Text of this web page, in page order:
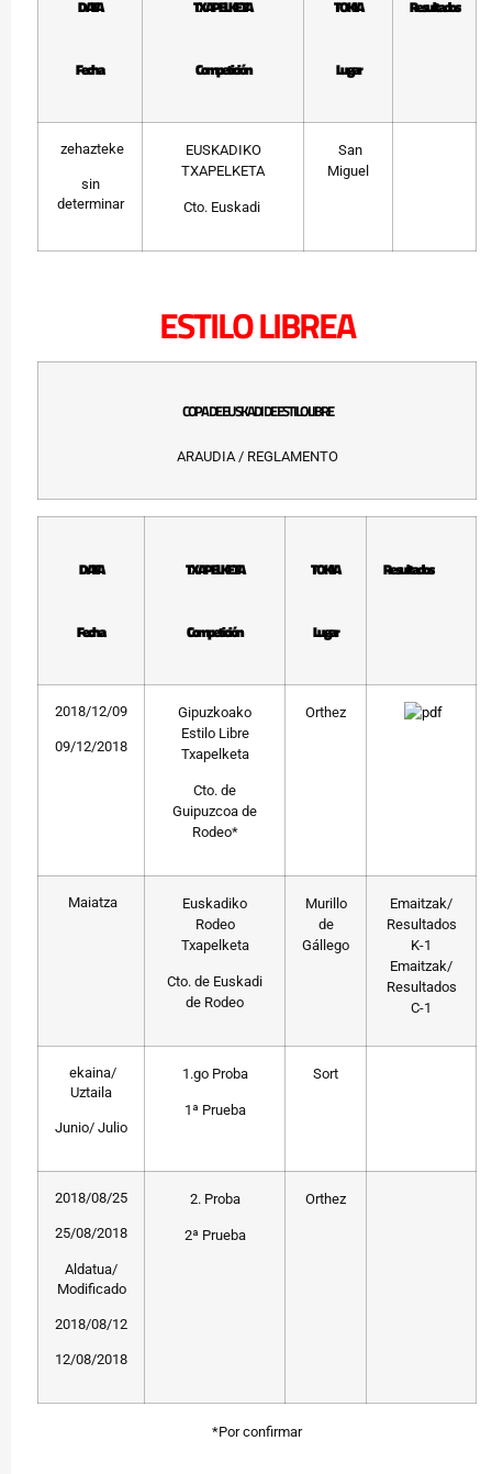
DATA
Fecha
TXAPELKETA
Competición
TOKIA
Lugar
Resultados
zehazteke
sin
determinar
EUSKADIKO
TXAPELKETA
Cto. Euskadi
San
Miguel
ESTILO LIBREA
COPA DE EUSKADI DE ESTILO LIBRE
ARAUDIA / REGLAMENTO
DATA
Fecha
TXAPELKETA
Competición
TOKIA
Lugar
Resultados
2018/12/09
09/12/2018
Gipuzkoako
Estilo Libre
Txapelketa
Cto. de
Guipuzcoa de
Rodeo*
Orthez
Maiatza
Euskadiko
Rodeo
Txapelketa
Cto. de Euskadi
de Rodeo
Murillo
de
Gállego
Emaitzak/
Resultados
K-1
Emaitzak/
Resultados
C-1
ekaina/
Uztaila
Junio/ Julio
1.go Proba
1ª Prueba
Sort
2018/08/25
25/08/2018
Aldatua/
Modificado
2018/08/12
12/08/2018
2. Proba
2ª Prueba
Orthez
*Por confirmar